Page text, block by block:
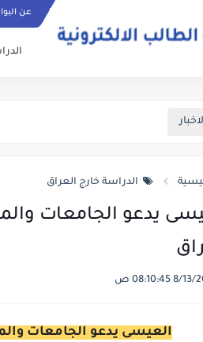
عن
الدراسة خارج العراق
يدعو الجامعات
العيسى يدعو الجامعات